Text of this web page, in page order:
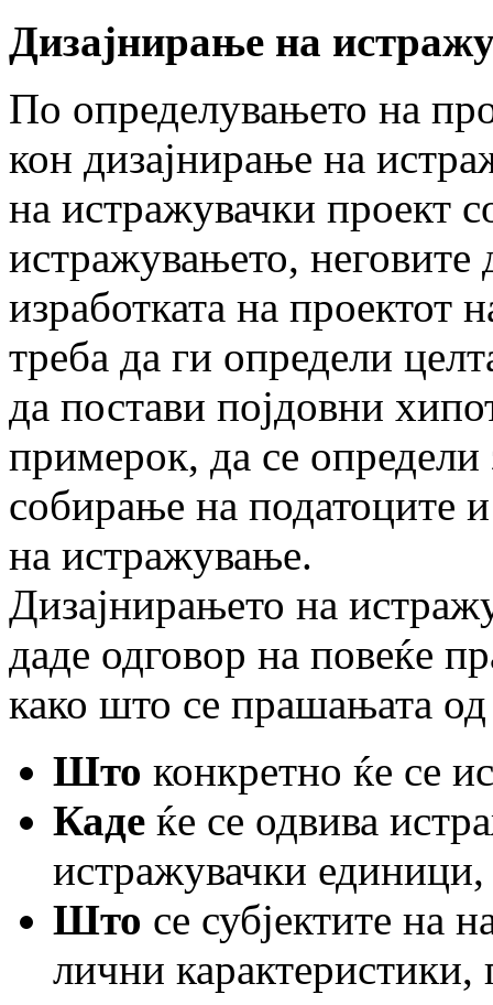
Дизајнирање на
По определувањето на
кон дизајнирање на
на истражувачки проект
истражувањето,
изработката на проектот
треба да ги определи
да постави појдовни
примерок, да се определи
собирање на податоците
на истражување.
Дизајнирањето на
даде одговор на повеќе
како што се прашањата
Што конкретно ќе се
Каде ќе се одвива
истражувачки единици,
Што се субјектите на
лични карактеристики,